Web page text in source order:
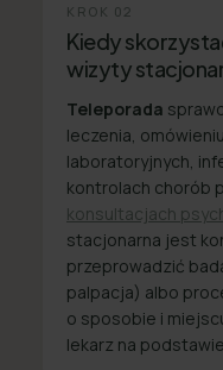
KROK 02
Kiedy
wizyty
Teleporada
leczenia,
laboratoryjnych,
kontrolach chorób
konsultacjach
stacjonarna jest
przeprowadzić
palpacja) albo
o sposobie i
lekarz na